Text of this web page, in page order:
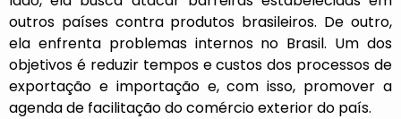
outros países contra produtos brasileiros. De outro,
ela enfrenta problemas internos no Brasil. Um dos
objetivos é reduzir tempos e custos dos processos de
exportação e importação e, com isso, promover a
agenda de facilitação do comércio exterior do país.